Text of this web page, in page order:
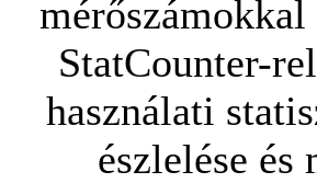
StatCounter-
használati
észlelése és